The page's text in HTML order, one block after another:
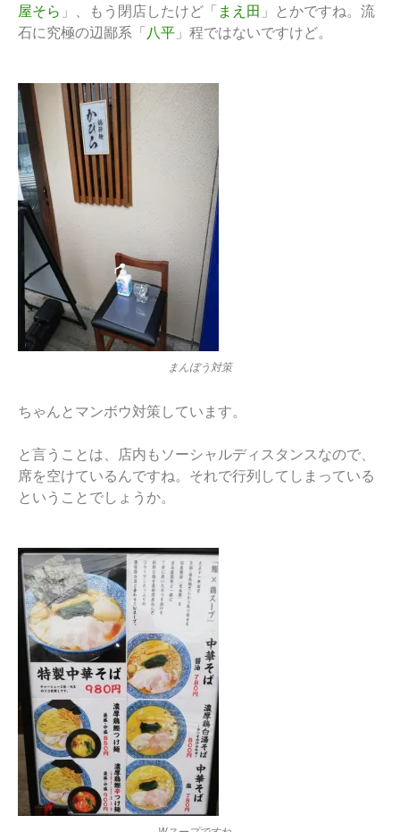
屋そら 」、もう閉店したけど「 まえ田 」とかですね。流
石に究極の辺鄙系「 八平 」程ではないですけど。
まんぼう対策
ちゃんとマンボウ対策しています。
と言うことは、店内もソーシャルディスタンスなので、
席を空けているんですね。それで行列してしまっている
ということでしょうか。